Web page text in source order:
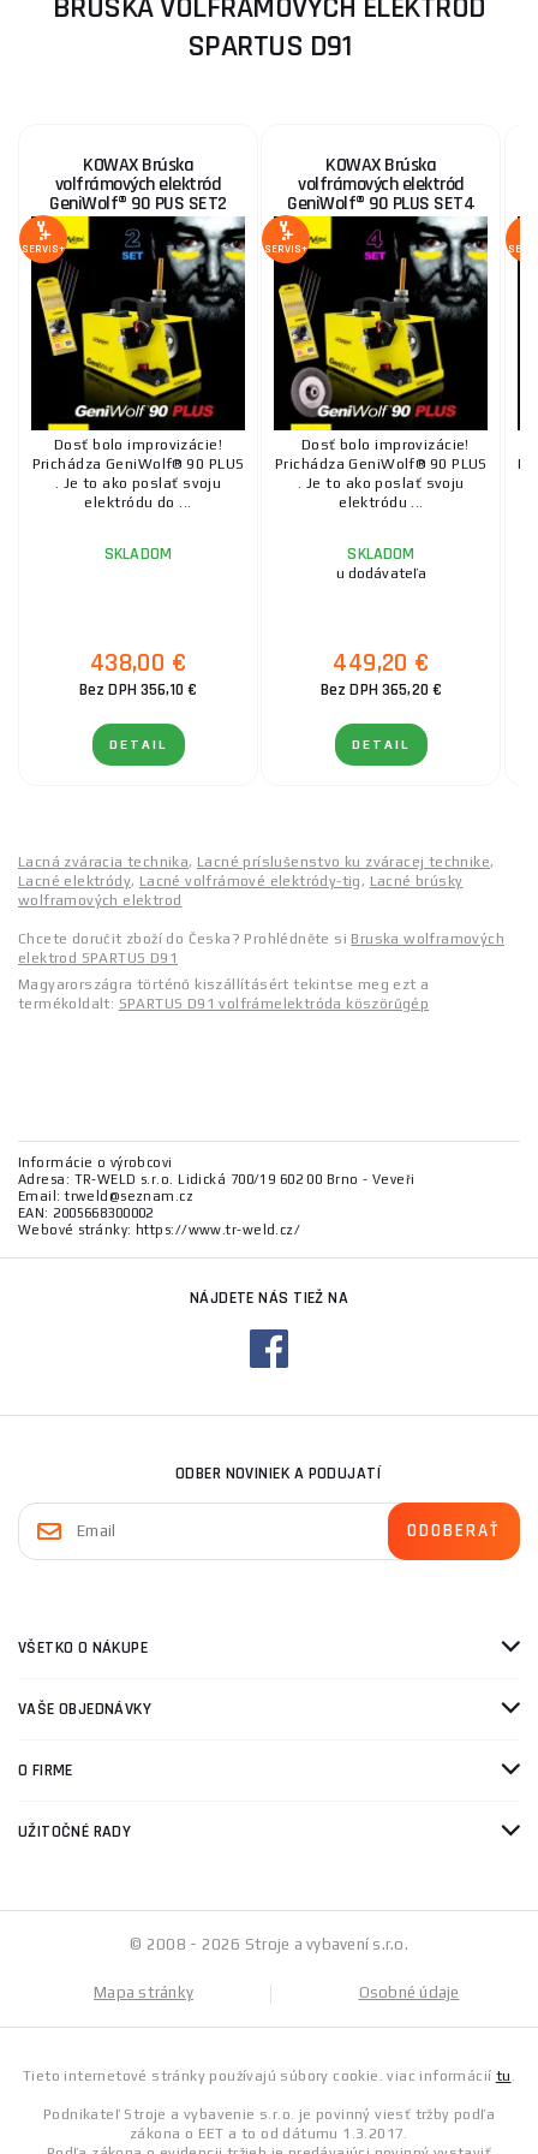
SPARTUS D91
KOWAX Brúska
volfrámových elektród
GeniWolf® 90 PUS SET2
SERVIS+
Dosť bolo improvizácie!
Prichádza GeniWolf® 90 PLUS
. Je to ako poslať svoju
elektródu do ...
SKLADOM
438,00 €
Bez DPH 356,10 €
DETAIL
KOWAX Brúska
volfrámových elektród
GeniWolf® 90 PLUS SET4
SERVIS+
Dosť bolo improvizácie!
Prichádza GeniWolf® 90 PLUS
. Je to ako poslať svoju
elektródu ...
SKLADOM
u dodávateľa
449,20 €
Bez DPH 365,20 €
DETAIL
Lacná zváracia technika, Lacné príslušenstvo ku zváracej technike,
Lacné elektródy, Lacné volfrámové elektródy-tig, Lacné brúsky
wolframových elektrod
Chcete doručit zboží do Česka? Prohlédněte si Bruska wolframových
elektrod SPARTUS D91
Magyarországra történő kiszállításért tekintse meg ezt a
termékoldalt: SPARTUS D91 volfrámelektróda köszörűgép
Informácie o výrobcovi
Adresa: TR-WELD s.r.o. Lidická 700/19 602 00 Brno - Veveři
Email: trweld@seznam.cz
EAN: 2005668300002
Webové stránky: https://www.tr-weld.cz/
NÁJDETE NÁS TIEŽ NA
ODBER NOVINIEK A PODUJATÍ
VŠETKO O NÁKUPE
VAŠE OBJEDNÁVKY
O FIRME
UŽITOČNÉ RADY
© 2008 - 2026 Stroje a vybavení s.r.o.
Mapa stránky Osobné údaje
Tieto internetové stránky používajú súbory cookie. viac informácií tu .
Podnikateľ Stroje a vybavenie s.r.o. je povinný viesť tržby podľa
zákona o EET a to od dátumu 1.3.2017.